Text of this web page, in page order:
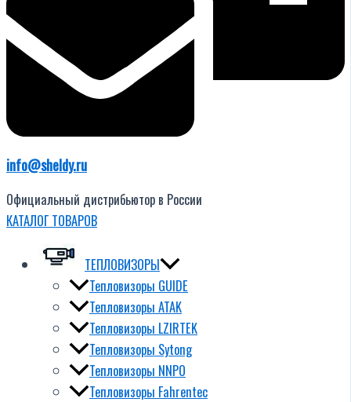
info@sheldy.ru
Официальный дистрибьютор в России
КАТАЛОГ ТОВАРОВ
ТЕПЛОВИЗОРЫ
Тепловизоры GUIDE
Тепловизоры ATAK
Тепловизоры LZIRTEK
Тепловизоры Sytong
Тепловизоры NNPO
Тепловизоры Fahrentec